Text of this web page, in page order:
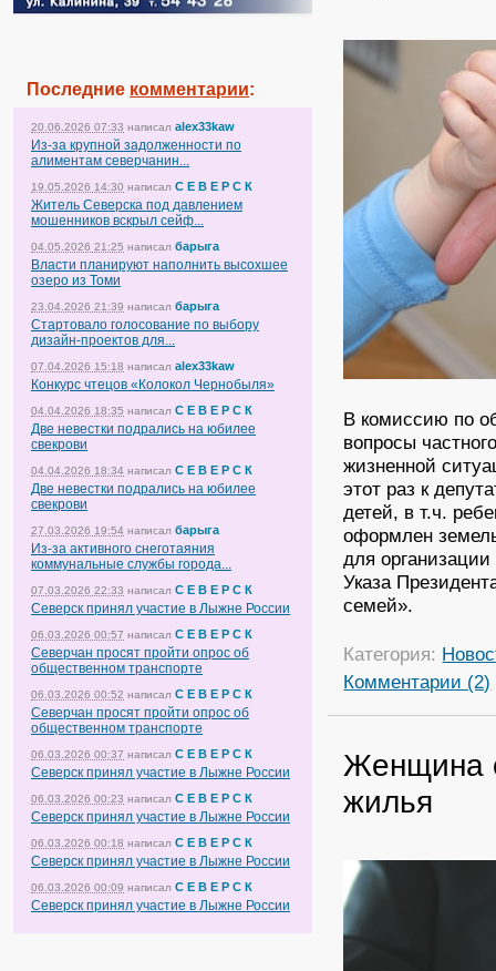
Последние комментарии:
20.06.2026 07:33 написал alex33kaw
Из-за крупной задолженности по
алиментам северчанин...
19.05.2026 14:30 написал С Е В Е Р С К
Житель Северска под давлением
мошенников вскрыл сейф...
04.05.2026 21:25 написал барыга
Власти планируют наполнить высохшее
озеро из Томи
23.04.2026 21:39 написал барыга
Стартовало голосование по выбору
дизайн-проектов для...
07.04.2026 15:18 написал alex33kaw
Конкурс чтецов «Колокол Чернобыля»
04.04.2026 18:35 написал С Е В Е Р С К
Две невестки подрались на юбилее
свекрови
04.04.2026 18:34 написал С Е В Е Р С К
Две невестки подрались на юбилее
свекрови
27.03.2026 19:54 написал барыга
Из-за активного снеготаяния
коммунальные службы города...
07.03.2026 22:33 написал С Е В Е Р С К
Северск принял участие в Лыжне России
06.03.2026 00:57 написал С Е В Е Р С К
Северчан просят пройти опрос об
общественном транспорте
06.03.2026 00:52 написал С Е В Е Р С К
Северчан просят пройти опрос об
общественном транспорте
06.03.2026 00:37 написал С Е В Е Р С К
Северск принял участие в Лыжне России
06.03.2026 00:23 написал С Е В Е Р С К
Северск принял участие в Лыжне России
06.03.2026 00:18 написал С Е В Е Р С К
Северск принял участие в Лыжне России
06.03.2026 00:09 написал С Е В Е Р С К
Северск принял участие в Лыжне России
В комиссию по
вопросы
жизненной
этот раз к
детей, в т.ч.
оформлен
для
Указа
семей».
Категория:
Комментарии (2)
Женщина
жилья